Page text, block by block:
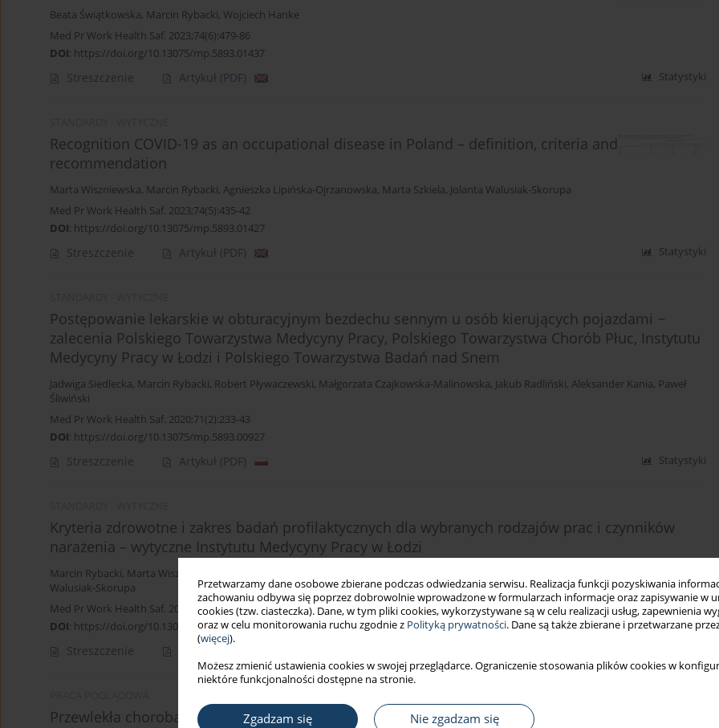
Przetwarzamy dane osobowe zbierane podczas odwiedzania serwisu. Realizacja funkcji pozyskiwania
zachowaniu odbywa się poprzez dobrowolnie wprowadzone w formularzach informacje oraz zapisywanie w
cookies (tzw. ciasteczka). Dane, w tym pliki cookies, wykorzystywane są w celu realizacji usług, zapewnienia
oraz w celu monitorowania ruchu zgodnie z Polityką prywatności. Dane są także zbierane i przetwarzane
(więcej).
Możesz zmienić ustawienia cookies w swojej przeglądarce. Ograniczenie stosowania plików cookies w
niektóre funkcjonalności dostępne na stronie.
Zgadzam się Nie zgadzam się
Beata Świątkowska, Marcin Rybacki, Wojciech Hanke
Med Pr Work Health Saf. 2023;74(6):479-86
DOI: https://doi.org/10.13075/mp.5893.01437
Streszczenie Artykuł (PDF) Statystyki
Recognition COVID-19 as an occupational disease in Poland – definition, criteria and
recommendation
Marta Wiszniewska, Marcin Rybacki, Agnieszka Lipińska-Ojrzanowska, Marta Szkiela, Jolanta Walusiak-Skorupa
Med Pr Work Health Saf. 2023;74(5):435-42
DOI: https://doi.org/10.13075/mp.5893.01427
Streszczenie Artykuł (PDF) Statystyki
Postępowanie lekarskie w obturacyjnym bezdechu sennym u osób kierujących pojazdami −
zalecenia Polskiego Towarzystwa Medycyny Pracy, Polskiego Towarzystwa Chorób Płuc, Instytutu
Medycyny Pracy w Łodzi i Polskiego Towarzystwa Badań nad Snem
Jadwiga Siedlecka, Marcin Rybacki, Robert Pływaczewski, Małgorzata Czajkowska-Malinowska, Jakub Radliński, Aleksander Kania, Paweł
Śliwiński
Med Pr Work Health Saf. 2020;71(2):233-43
DOI: https://doi.org/10.13075/mp.5893.00927
Streszczenie Artykuł (PDF) Statystyki
Kryteria zdrowotne i zakres badań profilaktycznych dla wybranych rodzajów prac i czynników
narażenia – wytyczne Instytutu Medycyny Pracy w Łodzi
Marcin Rybacki, Marta Wiszniewska
Walusiak-Skorupa
Med Pr Work Health Saf. 2019;70(1):125-37
DOI: https://doi.org/10.13075/mp.5893.00843
Streszczenie
Przewlekła choroba nerek – istotne informacje dla lekarza medycyny pracy